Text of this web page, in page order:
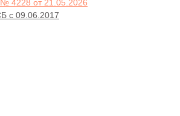
4228 от 21.05.2026
с 09.06.2017